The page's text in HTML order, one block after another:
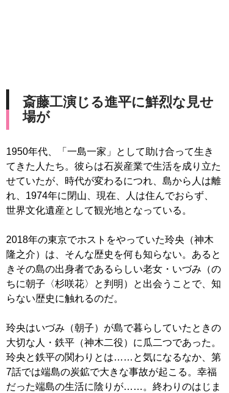
斎藤工演じる進平に鮮烈な見せ
場が
1950年代、「一島一家」として助け合って生き
てきた人たち。彼らは石炭産業で生活を成り立た
せていたが、時代が変わるにつれ、島から人は離
れ、1974年に閉山、現在、人は住んでおらず、
世界文化遺産として観光地となっている。
2018年の東京でホストをやっていた玲央（神木
隆之介）は、そんな歴史を何も知らない。あると
きその島の出身者であるらしい老女・いづみ（の
ちに朝子〈杉咲花〉と判明）と出会うことで、知
らない歴史に触れるのだ。
玲央はいづみ（朝子）が島で暮らしていたときの
大切な人・鉄平（神木二役）に瓜二つであった。
玲央と鉄平の関わりとは……と気になるなか、第
7話では端島の炭鉱で大きな事故が起こる。幸福
だった端島の生活に陰りが……。終わりのはじま